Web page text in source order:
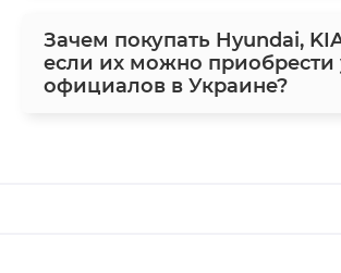
Зачем покупать Hyundai,
если их можно приобрести
официалов в Украине?